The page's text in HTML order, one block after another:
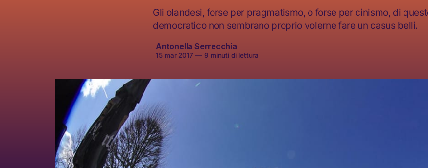
Gli olandesi, forse per pragmatismo, o forse per cinismo, di
democratico non sembrano proprio volerne fare un casus belli.
Antonella Serrecchia
15 mar 2017 —9 minuti di lettura